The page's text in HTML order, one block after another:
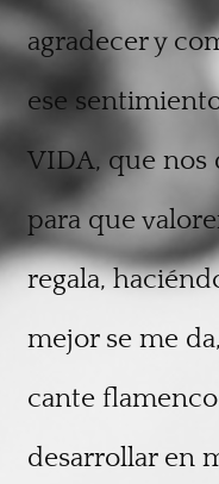
agradecer y
ese
VIDA, que nos
para que
regala,
mejor se me
cante
desarrollar en